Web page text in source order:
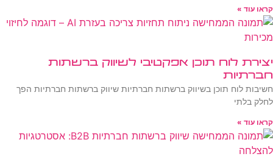
קראו עוד »
יצירת לוח תוכן אפקטיבי לשיווק ברשתות
חברתיות
חשיבות לוח תוכן בשיווק ברשתות חברתיות שיווק ברשתות חברתיות הפך
לחלק בלתי
קראו עוד »